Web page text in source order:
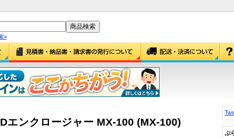
»
エンクロージャー MX-100 (MX-100)
ぷ